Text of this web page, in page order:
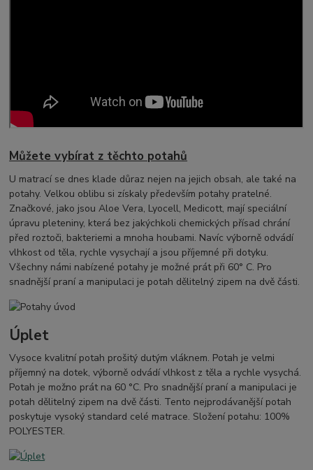
Můžete vybírat z těchto potahů
U matrací se dnes klade důraz nejen na jejich obsah, ale také na
potahy. Velkou oblibu si získaly především potahy pratelné.
Značkové, jako jsou Aloe Vera, Lyocell, Medicott, mají speciální
úpravu pleteniny, která bez jakýchkoli chemických přísad chrání
před roztoči, bakteriemi a mnoha houbami. Navíc výborně odvádí
vlhkost od těla, rychle vysychají a jsou příjemné při dotyku.
Všechny námi nabízené potahy je možné prát při 60° C. Pro
snadnější praní a manipulaci je potah dělitelný zipem na dvě části.
Úplet
Vysoce kvalitní potah prošitý dutým vláknem. Potah je velmi
příjemný na dotek, výborně odvádí vlhkost z těla a rychle vysychá.
Potah je možno prát na 60 °C. Pro snadnější praní a manipulaci je
potah dělitelný zipem na dvě části. Tento nejprodávanější potah
poskytuje vysoký standard celé matrace. Složení potahu: 100%
POLYESTER.